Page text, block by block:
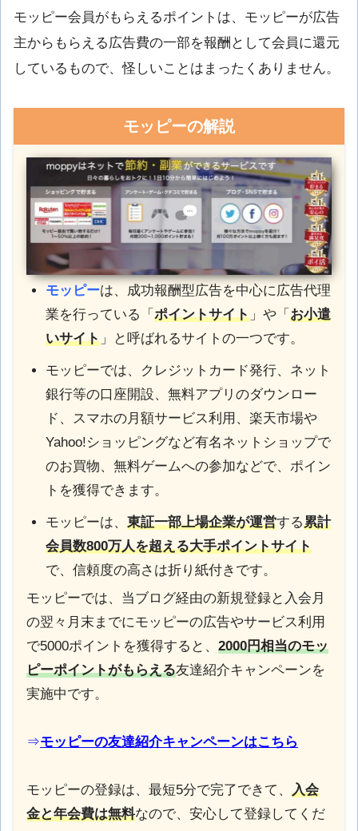
モッピー会員がもらえるポイントは、モッピーが広告
主からもらえる広告費の一部を報酬として会員に還元
しているもので、怪しいことはまったくありません。
モッピーの解説
モッピーは、成功報酬型広告を中心に広告代理
業を行っている「 ポイントサイト」や「 お小遣
いサイト」と呼ばれるサイトの一つです。
モッピーでは、クレジットカード発行、ネット
銀行等の口座開設、無料アプリのダウンロー
ド、スマホの月額サービス利用、楽天市場や
Yahoo!ショッピングなど有名ネットショップで
のお買物、無料ゲームへの参加などで、ポイン
トを獲得できます。
モッピーは、 東証一部上場企業が運営する累計
会員数800万人を超える大手ポイントサイト
で、信頼度の高さは折り紙付きです。
モッピーでは、当ブログ経由の新規登録と入会月
の翌々月末までにモッピーの広告やサービス利用
で5000ポイントを獲得すると、 2000円相当のモッ
ピーポイントがもらえる友達紹介キャンペーンを
実施中です。
⇒モッピーの友達紹介キャンペーンはこちら
モッピーの登録は、最短5分で完了できて、 入会
金と年会費は無料なので、安心して登録してくだ